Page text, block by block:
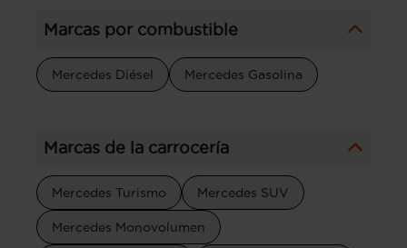
Marcas por combustible
Mercedes Diésel Mercedes Gasolina
Marcas de la carrocería
Mercedes Turismo Mercedes SUV
Mercedes Monovolumen